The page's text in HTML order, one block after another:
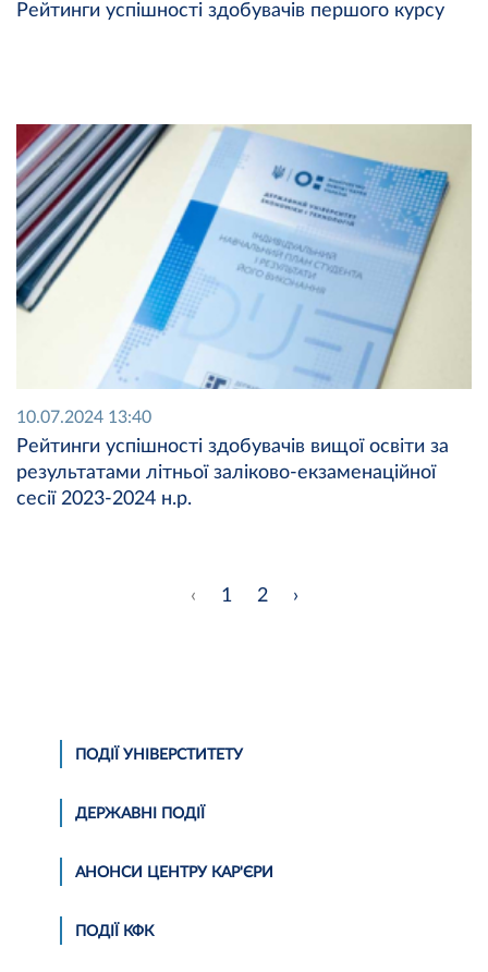
Рейтинги успішності здобувачів першого курсу
10.07.2024 13:40
Рейтинги успішності здобувачів вищої освіти за
результатами літньої заліково-екзаменаційної
сесії 2023-2024 н.р.
‹ 1 2 ›
ПОДІЇ УНІВЕРСТИТЕТУ
ДЕРЖАВНІ ПОДІЇ
АНОНСИ ЦЕНТРУ КАР'ЄРИ
ПОДІЇ КФК